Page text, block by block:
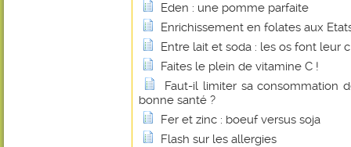
Eden : une pomme parfaite
Enrichissement en folates aux
Entre lait et soda : les os font leur
Faites le plein de vitamine C !
Faut-il limiter sa consommation
bonne santé ?
Fer et zinc : boeuf versus soja
Flash sur les allergies